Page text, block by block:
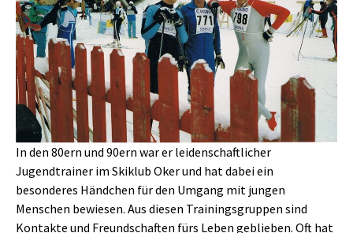
In den 80ern und 90ern war er leidenschaftlicher
Jugendtrainer im Skiklub Oker und hat dabei ein
besonderes Händchen für den Umgang mit jungen
Menschen bewiesen. Aus diesen Trainingsgruppen sind
Kontakte und Freundschaften fürs Leben geblieben. Oft hat